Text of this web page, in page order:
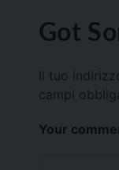
Got
Il tuo
campi
Your